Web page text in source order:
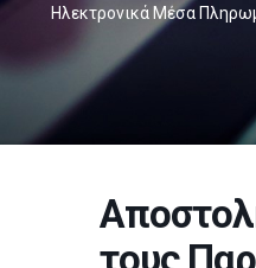
Ηλεκτρονικά Μέσα